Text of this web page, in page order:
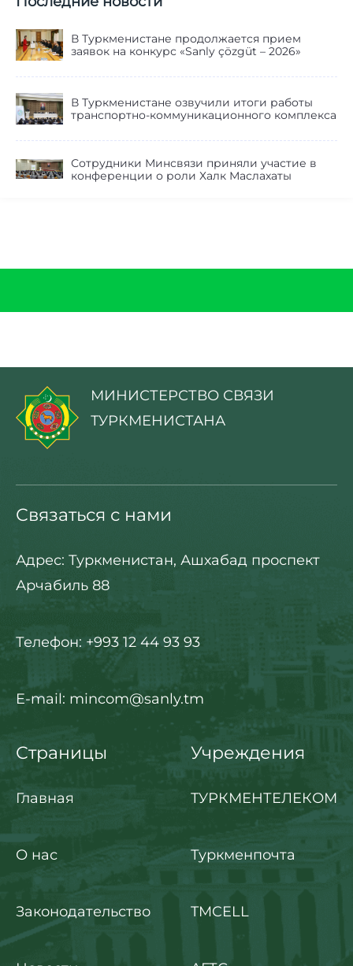
В Туркменистане продолжается прием
заявок на конкурс «Sanly çözgüt – 2026»
В Туркменистане озвучили итоги работы
транспортно-коммуникационного комплекса
Сотрудники Минсвязи приняли участие в
конференции о роли Халк Маслахаты
МИНИСТЕРСТВО СВЯЗИ
ТУРКМЕНИСТАНА
Связаться с нами
Адрес: Туркменистан, Ашхабад проспект
Арчабиль 88
Телефон: +993 12 44 93 93
E-mail: mincom@sanly.tm
Страницы
Главная
О нас
Законодательство
Учреждения
ТУРКМЕНТЕЛЕКОМ
Туркменпочта
TMCELL